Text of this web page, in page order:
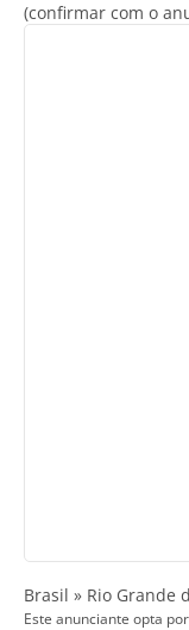
(confirmar com o
Brasil » Rio Grande
Este anunciante opta